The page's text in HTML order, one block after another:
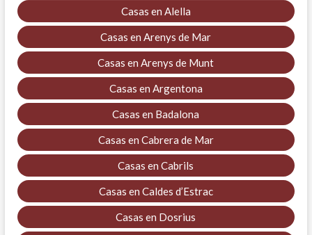
Casas en Alella
Casas en Arenys de Mar
Casas en Arenys de Munt
Casas en Argentona
Casas en Badalona
Casas en Cabrera de Mar
Casas en Cabrils
Casas en Caldes d’Estrac
Casas en Dosrius